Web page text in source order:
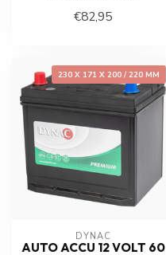
€82,95
230 X 171 X 200 / 220 MM
DYNAC
AUTO ACCU 12 VOLT 60